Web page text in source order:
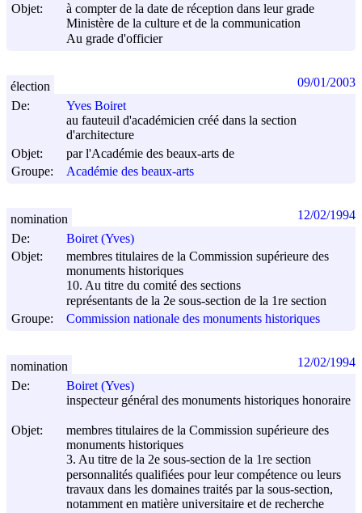
Objet:
à compter de la date de réception dans leur grade
Ministère de la culture et de la communication
Au grade d'officier
De:
Yves Boiret
au fauteuil d'académicien créé dans la section
d'architecture
Objet:
par l'Académie des beaux-arts de
Groupe:
Académie des beaux-arts
élection 09/01/2003
De:
Boiret (Yves)
Objet:
membres titulaires de la Commission supérieure des
monuments historiques
10. Au titre du comité des sections
représentants de la 2e sous-section de la 1re section
Groupe:
Commission nationale des monuments historiques
nomination 12/02/1994
De:
Boiret (Yves)
inspecteur général des monuments historiques honoraire
Objet:
membres titulaires de la Commission supérieure des
monuments historiques
3. Au titre de la 2e sous-section de la 1re section
personnalités qualifiées pour leur compétence ou leurs
travaux dans les domaines traités par la sous-section,
notamment en matière universitaire et de recherche
nomination 12/02/1994